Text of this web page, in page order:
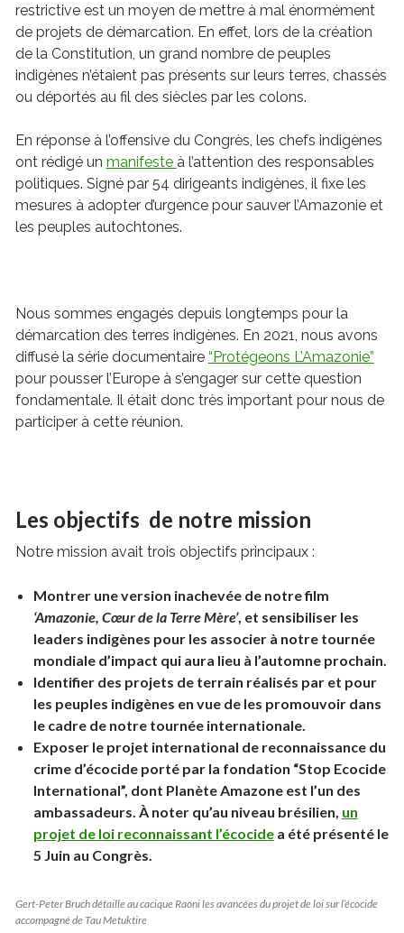
restrictive est un moyen de mettre à mal énormément
de projets de démarcation. En effet, lors de la création
de la Constitution, un grand nombre de peuples
indigènes n’étaient pas présents sur leurs terres, chassés
ou déportés au fil des siècles par les colons.
En réponse à l’offensive du Congrès, les chefs indigènes
ont rédigé un manifeste à l’attention des responsables
politiques. Signé par 54 dirigeants indigènes, il fixe les
mesures à adopter d’urgence pour sauver l’Amazonie et
les peuples autochtones.
Nous sommes engagés depuis longtemps pour la
démarcation des terres indigènes. En 2021, nous avons
diffusé la série documentaire “Protégeons L’Amazonie”
pour pousser l’Europe à s’engager sur cette question
fondamentale. Il était donc très important pour nous de
participer à cette réunion.
Les objectifs de notre mission
Notre mission avait trois objectifs principaux :
Montrer une version inachevée de notre film
‘Amazonie, Cœur de la Terre Mère’, et sensibiliser les
leaders indigènes pour les associer à notre tournée
mondiale d’impact qui aura lieu à l’automne prochain.
Identifier des projets de terrain réalisés par et pour
les peuples indigènes en vue de les promouvoir dans
le cadre de notre tournée internationale.
Exposer le projet international de reconnaissance du
crime d’écocide porté par la fondation “Stop Ecocide
International”, dont Planète Amazone est l’un des
ambassadeurs. À noter qu’au niveau brésilien, un
projet de loi reconnaissant l’écocidea été présenté le
5 Juin au Congrès.
Gert-Peter Bruch détaille au cacique Raoni les avancées du projet de loi sur l’écocide
accompagné de Tau Metuktire